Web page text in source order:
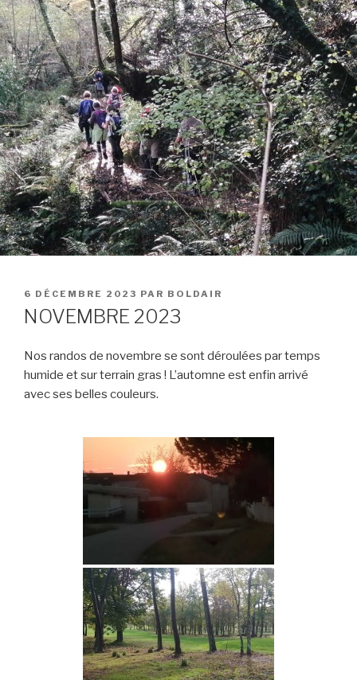
PUBLIÉ
LE
6 DÉCEMBRE 2023 PAR BOLDAIR
NOVEMBRE 2023
Nos randos de novembre se sont déroulées par temps
humide et sur terrain gras ! L’automne est enfin arrivé
avec ses belles couleurs.